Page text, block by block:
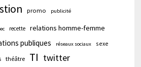
promo publicité
recette relations homme-femme
publiques réseaux sociaux sexe
théâtre TI twitter